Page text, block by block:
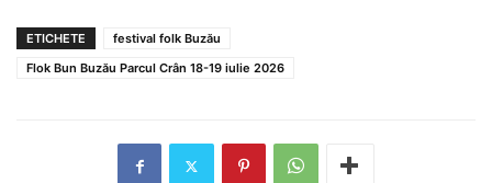
ETICHETE
festival folk Buzău
Flok Bun Buzău Parcul Crân 18-19 iulie 2026